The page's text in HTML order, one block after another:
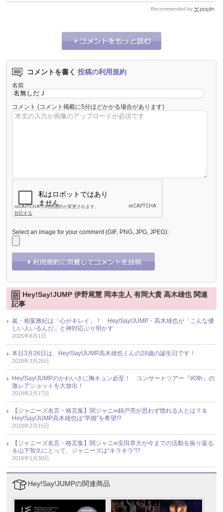
Recommended by
コメントを書く 投稿の利用規約
名前
コメント (コメント掲載に5分ほどかかる場合があります)
Select an image for your comment (GIF, PNG, JPG, JPEG):
Hey!Say!JUMP 伊野尾慧 岡本圭人 有岡大貴 高木雄也 関連
記事
嵐・相葉雅紀は「心がキレイ」！ Hey!Say!JUMP・高木雄也が「こんな優
しい人いるんだ」と神対応ぶり明かす
2025年8月1日
本日3月26日は、Hey!Say!JUMP高木雄也くんの28歳の誕生日です！
2018年3月26日
Hey!Say!JUMPのかわいさに胸キュン必至！ コンサートツアー『I/Oth』の
激レアショットを大放出！
2018年2月17日
【ジャニーズ名言・格言集】関ジャニ∞錦戸亮が思わず惚れる人とは？＆
Hey!Say!JUMP高木雄也は“早婚”を希望!?
2018年2月15日
【ジャニーズ名言・格言集】関ジャニ∞安田章大が今までの活動を振り返る
＆山下智久にとって、ジャニーズは“キラキラ”!?
2018年1月30日
Hey!Say!JUMPの関連商品